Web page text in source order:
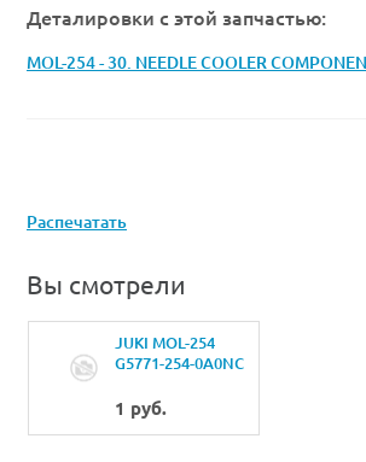
Деталировки с этой запчастью:
MOL-254 - 30. NEEDLE COOLER
Распечатать
Вы смотрели
JUKI MOL-254
G5771-254-0A0NC
1 руб.